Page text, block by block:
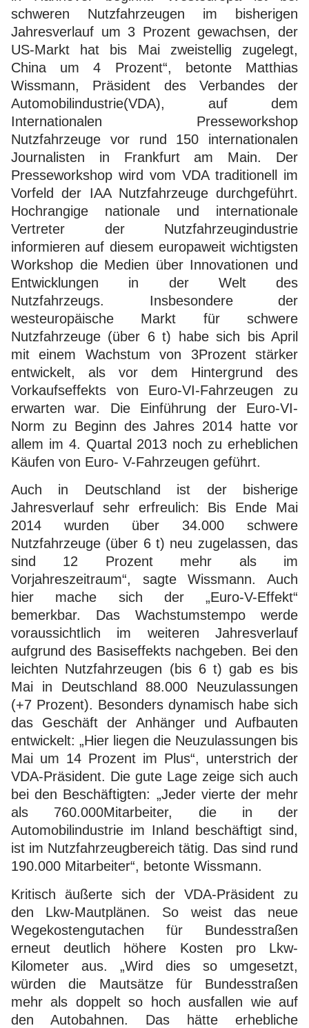
schweren Nutzfahrzeugen im bisherigen
Jahresverlauf um 3 Prozent gewachsen, der
US-Markt hat bis Mai zweistellig zugelegt,
China um 4 Prozent“, betonte Matthias
Wissmann, Präsident des Verbandes der
Automobilindustrie(VDA), auf dem
Internationalen Presseworkshop
Nutzfahrzeuge vor rund 150 internationalen
Journalisten in Frankfurt am Main. Der
Presseworkshop wird vom VDA traditionell im
Vorfeld der IAA Nutzfahrzeuge durchgeführt.
Hochrangige nationale und internationale
Vertreter der Nutzfahrzeugindustrie
informieren auf diesem europaweit wichtigsten
Workshop die Medien über Innovationen und
Entwicklungen in der Welt des
Nutzfahrzeugs. Insbesondere der
westeuropäische Markt für schwere
Nutzfahrzeuge (über 6 t) habe sich bis April
mit einem Wachstum von 3Prozent stärker
entwickelt, als vor dem Hintergrund des
Vorkaufseffekts von Euro-VI-Fahrzeugen zu
erwarten war. Die Einführung der Euro-VI-
Norm zu Beginn des Jahres 2014 hatte vor
allem im 4. Quartal 2013 noch zu erheblichen
Käufen von Euro- V-Fahrzeugen geführt.
Auch in Deutschland ist der bisherige
Jahresverlauf sehr erfreulich: Bis Ende Mai
2014 wurden über 34.000 schwere
Nutzfahrzeuge (über 6 t) neu zugelassen, das
sind 12 Prozent mehr als im
Vorjahreszeitraum“, sagte Wissmann. Auch
hier mache sich der „Euro-V-Effekt“
bemerkbar. Das Wachstumstempo werde
voraussichtlich im weiteren Jahresverlauf
aufgrund des Basiseffekts nachgeben. Bei den
leichten Nutzfahrzeugen (bis 6 t) gab es bis
Mai in Deutschland 88.000 Neuzulassungen
(+7 Prozent). Besonders dynamisch habe sich
das Geschäft der Anhänger und Aufbauten
entwickelt: „Hier liegen die Neuzulassungen bis
Mai um 14 Prozent im Plus“, unterstrich der
VDA-Präsident. Die gute Lage zeige sich auch
bei den Beschäftigten: „Jeder vierte der mehr
als 760.000Mitarbeiter, die in der
Automobilindustrie im Inland beschäftigt sind,
ist im Nutzfahrzeugbereich tätig. Das sind rund
190.000 Mitarbeiter“, betonte Wissmann.
Kritisch äußerte sich der VDA-Präsident zu
den Lkw-Mautplänen. So weist das neue
Wegekostengutachen für Bundesstraßen
erneut deutlich höhere Kosten pro Lkw-
Kilometer aus. „Wird dies so umgesetzt,
würden die Mautsätze für Bundesstraßen
mehr als doppelt so hoch ausfallen wie auf
den Autobahnen. Das hätte erhebliche